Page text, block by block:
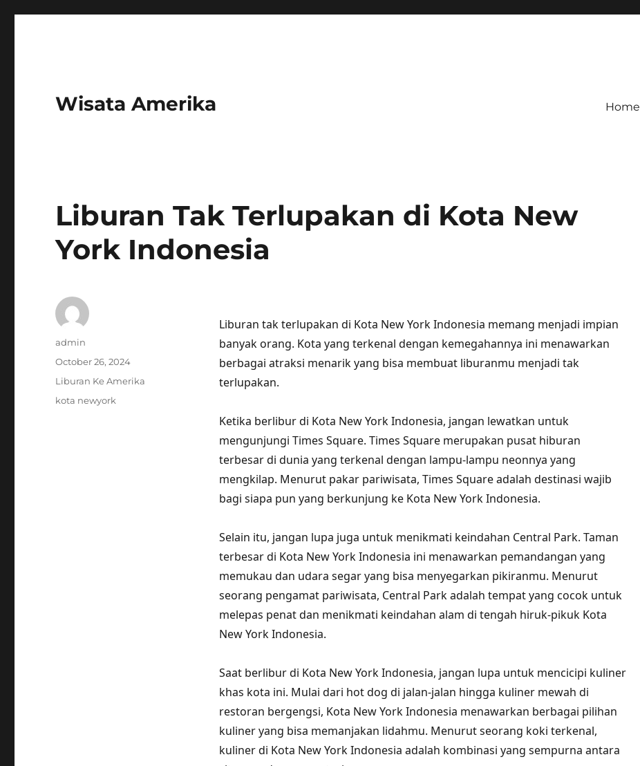
Wisata Amerika Home
Liburan Tak Terlupakan di Kota New
York Indonesia
Liburan tak terlupakan di Kota New York Indonesia memang menjadi impian
banyak orang. Kota yang terkenal dengan kemegahannya ini menawarkan
berbagai atraksi menarik yang bisa membuat liburanmu menjadi tak
terlupakan.
Ketika berlibur di Kota New York Indonesia, jangan lewatkan untuk
mengunjungi Times Square. Times Square merupakan pusat hiburan
terbesar di dunia yang terkenal dengan lampu-lampu neonnya yang
mengkilap. Menurut pakar pariwisata, Times Square adalah destinasi wajib
bagi siapa pun yang berkunjung ke Kota New York Indonesia.
Selain itu, jangan lupa juga untuk menikmati keindahan Central Park. Taman
terbesar di Kota New York Indonesia ini menawarkan pemandangan yang
memukau dan udara segar yang bisa menyegarkan pikiranmu. Menurut
seorang pengamat pariwisata, Central Park adalah tempat yang cocok untuk
melepas penat dan menikmati keindahan alam di tengah hiruk-pikuk Kota
New York Indonesia.
Saat berlibur di Kota New York Indonesia, jangan lupa untuk mencicipi kuliner
khas kota ini. Mulai dari hot dog di jalan-jalan hingga kuliner mewah di
restoran bergengsi, Kota New York Indonesia menawarkan berbagai pilihan
kuliner yang bisa memanjakan lidahmu. Menurut seorang koki terkenal,
kuliner di Kota New York Indonesia adalah kombinasi yang sempurna antara
Author
admin
Posted
on
October 26, 2024
Categories
Liburan Ke Amerika
Tags
kota newyork